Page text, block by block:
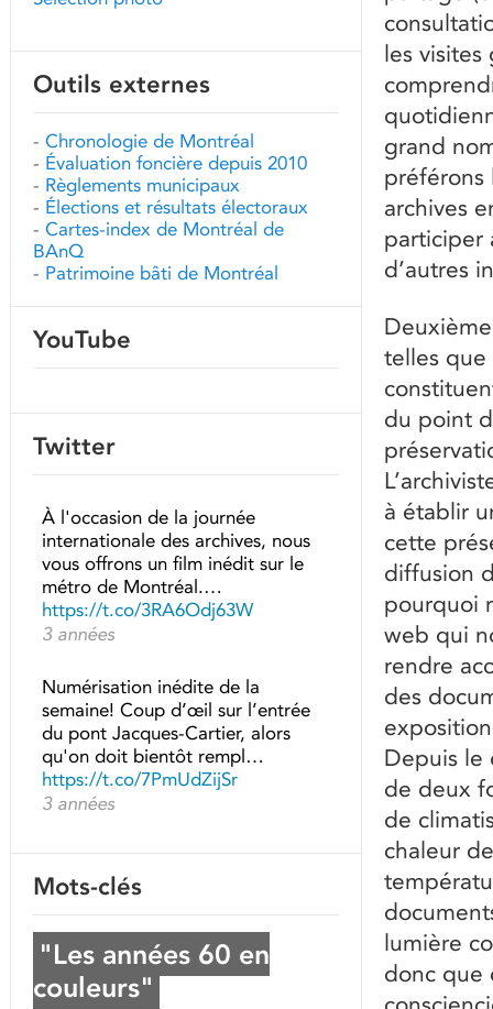
les
grand
préférons
archives
participer
d’autres
telles que
du point
à établir
cette
diffusion
pourquoi
web qui
rendre
des
Depuis le
de deux
de
chaleur
lumière
donc que
Outils externes
- Chronologie de Montréal
- Évaluation foncière depuis 2010
- Règlements municipaux
- Élections et résultats électoraux
- Cartes-index de Montréal de
BAnQ
- Patrimoine bâti de Montréal
YouTube
Twitter
À l'occasion de la journée
internationale des archives, nous
vous offrons un film inédit sur le
métro de Montréal.…
https://t.co/3RA6Odj63W
3 années
Numérisation inédite de la
semaine! Coup d’œil sur l’entrée
du pont Jacques-Cartier, alors
qu'on doit bientôt rempl…
https://t.co/7PmUdZijSr
3 années
Mots-clés
"Les années 60 en
couleurs"